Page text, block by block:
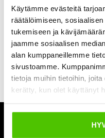
Käytämme evästeitä
räätälöimiseen,
tukemiseen ja
jaamme sosiaalisen
alan kumppaneillemme
sivustoamme.
tietoja muihin tietoihin,
kerätty, kun olet käyttänyt
lopputuloksen niin teillä,
Laadukkaat aurat on
käyttöä ja vaihtelevia
säädettävät ominaisuudet
työkoneiden kanssa
luotettavan työkalun.
Arcon